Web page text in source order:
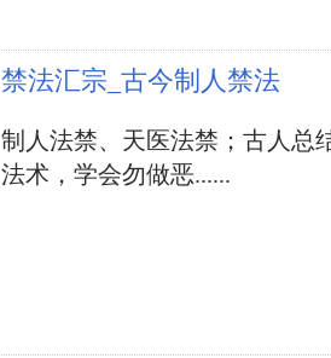
禁法汇宗_古今制人禁法
制人法禁、天医法禁；古人总
法术，学会勿做恶......